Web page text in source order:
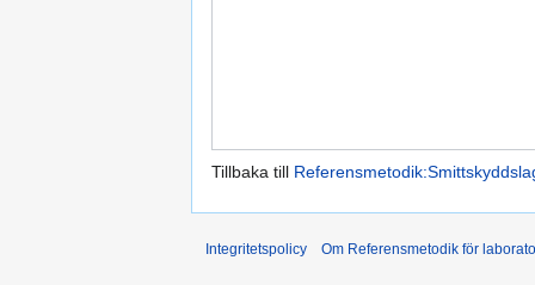
Tillbaka till
Integritetspolicy Om Referensmetodik för